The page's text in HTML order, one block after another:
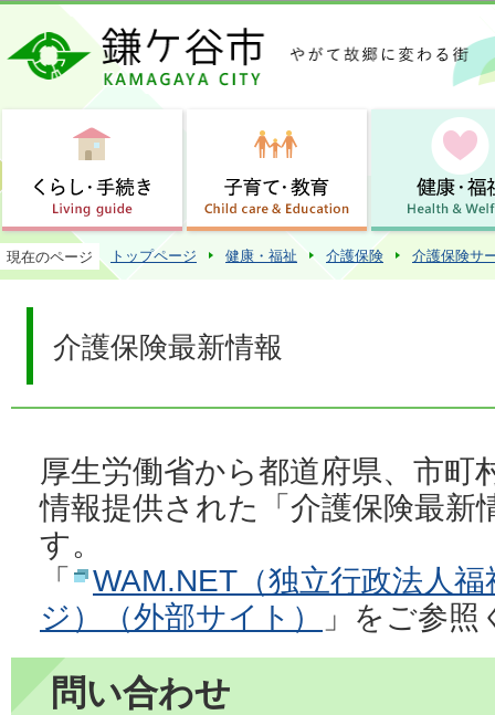
この
現在のページ トップページ 健康・福祉 介護保険 介護保険サ
介護保険最新情報
厚生労働省から都道府県、市町
情報提供された「介護保険最新
す。
「
WAM.NET（独立行政法人
ジ）（外部サイト）
」をご参
問い合わせ